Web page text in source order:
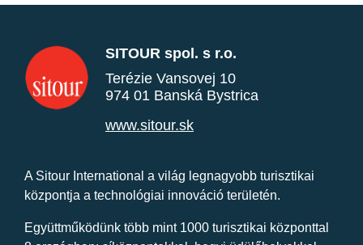
SITOUR spol. s r.o.
Terézie Vansovej 10
974 01 Banská Bystrica
www.sitour.sk
A Sitour International a világ legnagyobb turisztikai
központja a technológiai innováció területén.
Együttműködünk több mint 1000 turisztikai központtal